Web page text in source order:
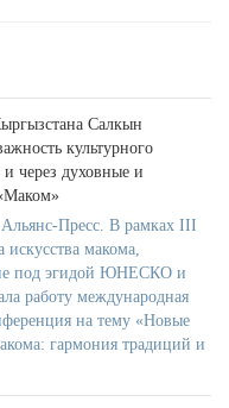
Салкын
культурного
через духовные и
Пресс. В рамках III
макома,
под эгидой ЮНЕСКО и
работу международная
на тему «Новые
гармония традиций и